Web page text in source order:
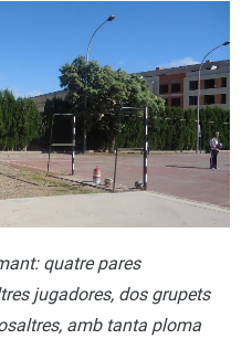
quatre pares
jugadores, dos grupets
amb tanta ploma